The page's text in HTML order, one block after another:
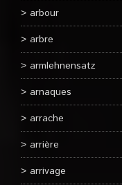
arbour
arbre
armlehnensatz
arnaques
arrache
arrière
arrivage